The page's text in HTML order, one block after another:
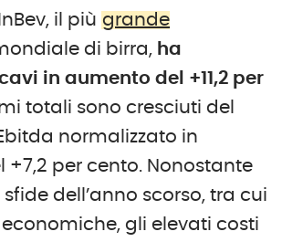
il più grande
di birra, ha
in aumento del +11,2 per
totali sono cresciuti del
normalizzato in
+7,2 per cento. Nonostante
sfide dell’anno scorso, tra cui
economiche, gli elevati costi